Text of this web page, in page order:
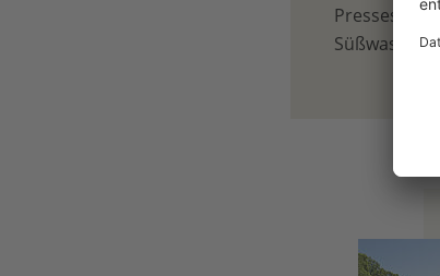
Süßwasser,